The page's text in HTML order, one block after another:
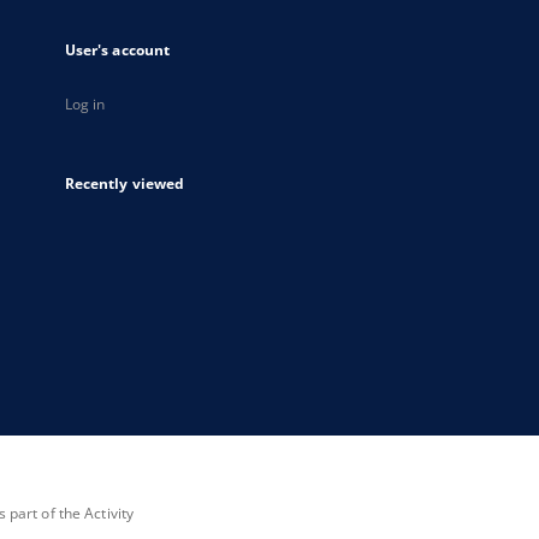
User's account
Log in
Recently viewed
part of the Activity